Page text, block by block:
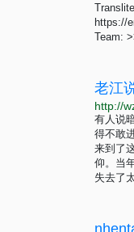
https://
Team:
老江
http://
有人说
得不敢
来到了
仰。当
失去了